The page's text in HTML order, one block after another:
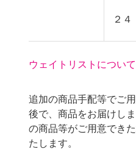
２４
ウェイトリストについて
追加の商品手配等でご
後で、商品をお届けし
の商品等がご用意でき
たします。